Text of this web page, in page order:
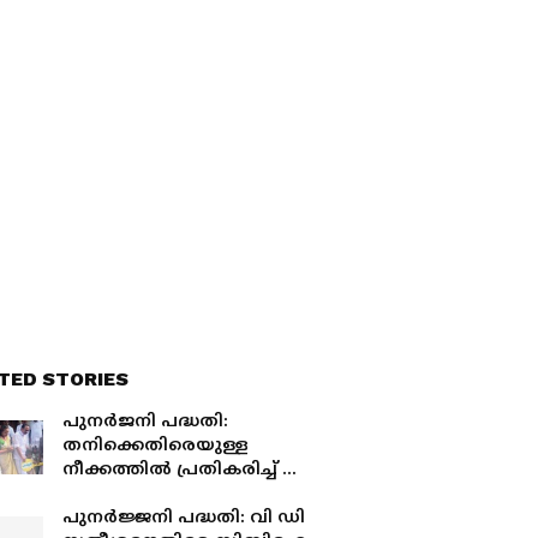
STORIES
പുനർജനി പദ്ധതി:
തനിക്കെതിരെയുള്ള
നീക്കത്തിൽ പ്രതികരിച്ച് വി
വന്നാലും രാഷ്ട്രീയമായി
പുനർജ്ജനി പദ്ധതി: വി ഡി